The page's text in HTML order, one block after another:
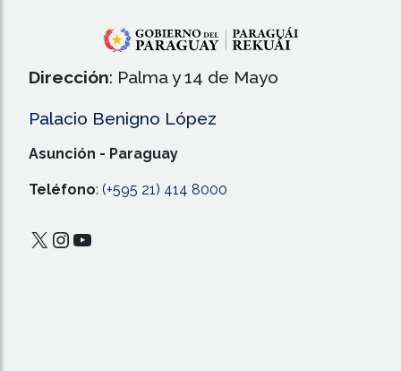
Dirección: Palma y 14 de Mayo
Palacio Benigno López
Asunción - Paraguay
Teléfono: (+595 21) 414 8000
X Instagram
YouTube